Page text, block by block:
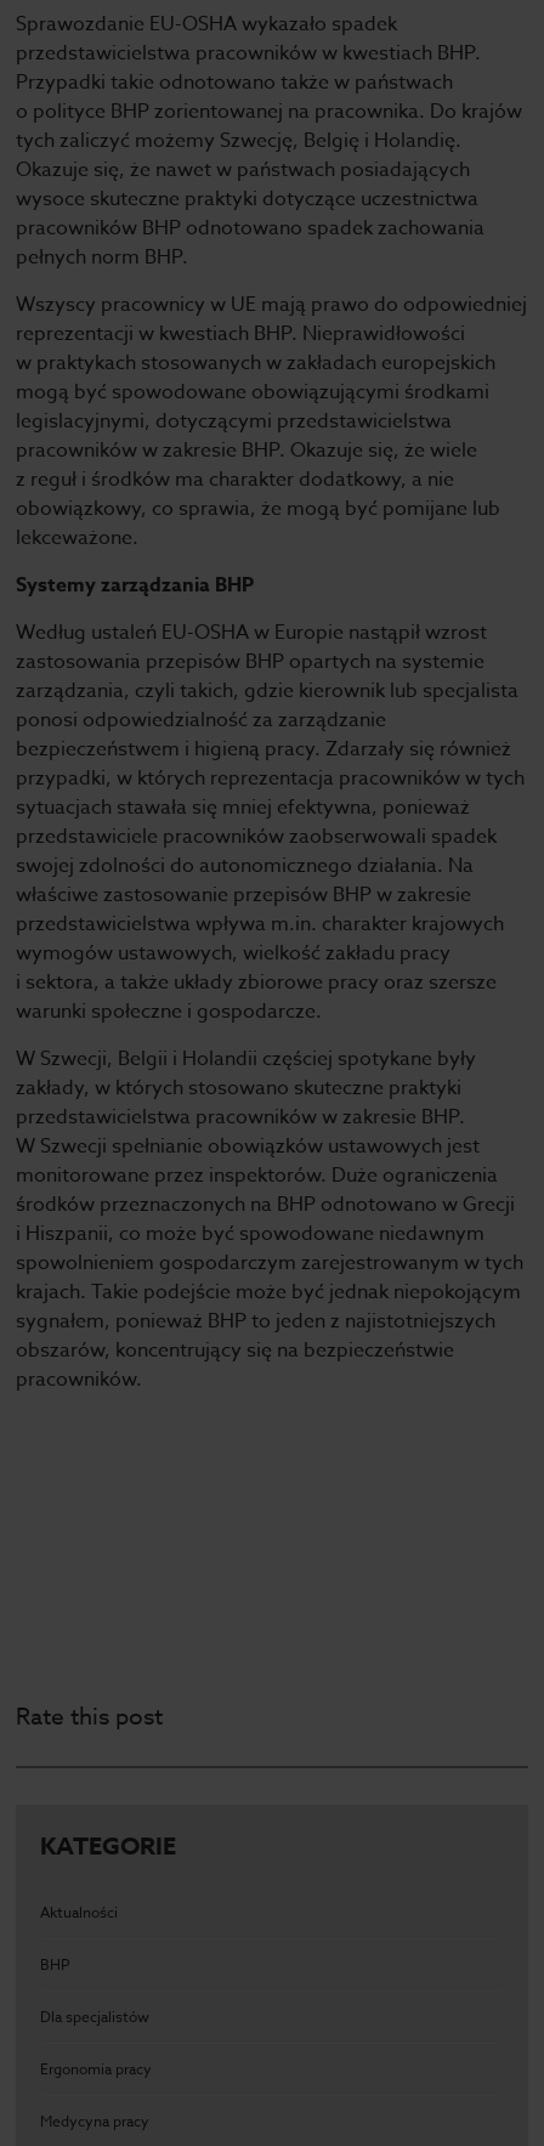
Sprawozdanie EU-OSHA wykazało spadek
przedstawicielstwa pracowników w kwestiach BHP.
Przypadki takie odnotowano także w państwach
o polityce BHP zorientowanej na pracownika. Do krajów
tych zaliczyć możemy Szwecję, Belgię i Holandię.
Okazuje się, że nawet w państwach posiadających
wysoce skuteczne praktyki dotyczące uczestnictwa
pracowników BHP odnotowano spadek zachowania
pełnych norm BHP.
Wszyscy pracownicy w UE mają prawo do odpowiedniej
reprezentacji w kwestiach BHP. Nieprawidłowości
w praktykach stosowanych w zakładach europejskich
mogą być spowodowane obowiązującymi środkami
legislacyjnymi, dotyczącymi przedstawicielstwa
pracowników w zakresie BHP. Okazuje się, że wiele
z reguł i środków ma charakter dodatkowy, a nie
obowiązkowy, co sprawia, że mogą być pomijane lub
lekceważone.
Systemy zarządzania BHP
Według ustaleń EU-OSHA w Europie nastąpił wzrost
zastosowania przepisów BHP opartych na systemie
zarządzania, czyli takich, gdzie kierownik lub specjalista
ponosi odpowiedzialność za zarządzanie
bezpieczeństwem i higieną pracy. Zdarzały się również
przypadki, w których reprezentacja pracowników w tych
sytuacjach stawała się mniej efektywna, ponieważ
przedstawiciele pracowników zaobserwowali spadek
swojej zdolności do autonomicznego działania. Na
właściwe zastosowanie przepisów BHP w zakresie
przedstawicielstwa wpływa m.in. charakter krajowych
wymogów ustawowych, wielkość zakładu pracy
i sektora, a także układy zbiorowe pracy oraz szersze
warunki społeczne i gospodarcze.
W Szwecji, Belgii i Holandii częściej spotykane były
zakłady, w których stosowano skuteczne praktyki
przedstawicielstwa pracowników w zakresie BHP.
W Szwecji spełnianie obowiązków ustawowych jest
monitorowane przez inspektorów. Duże ograniczenia
środków przeznaczonych na BHP odnotowano w Grecji
i Hiszpanii, co może być spowodowane niedawnym
spowolnieniem gospodarczym zarejestrowanym w tych
krajach. Takie podejście może być jednak niepokojącym
sygnałem, ponieważ BHP to jeden z najistotniejszych
obszarów, koncentrujący się na bezpieczeństwie
pracowników.
Rate this post
KATEGORIE
Aktualności
BHP
Dla specjalistów
Ergonomia pracy
Medycyna pracy